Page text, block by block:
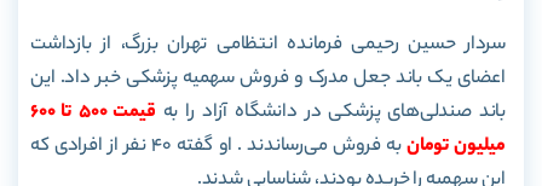
سردار حسین رحیمی فرمانده انتظامی تهران بزرگ، از بازداشت
اعضای یک باند جعل مدرک و فروش سهمیه پزشکی خبر داد. این
باند صندلی‌های پزشکی در دانشگاه آزاد را به
قیمت ۵۰۰ تا ۶۰۰
میلیون تومان
به فروش می‌رساندند . او گفته ۴۰ نفر از افرادی که